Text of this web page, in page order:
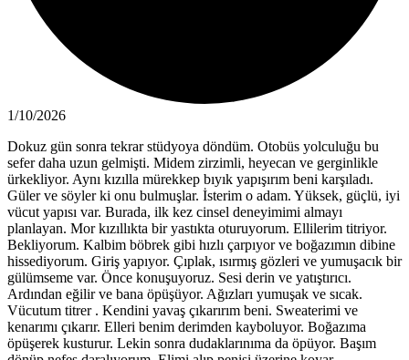
1/10/2026
Dokuz gün sonra tekrar stüdyoya döndüm. Otobüs yolculuğu bu
sefer daha uzun gelmişti. Midem zirzimli, heyecan ve gerginlikle
ürkekliyor. Aynı kızılla mürekkep bıyık yapışırım beni karşıladı.
Güler ve söyler ki onu bulmuşlar. İsterim o adam. Yüksek, güçlü, iyi
vücut yapısı var. Burada, ilk kez cinsel deneyimimi almayı
planlayan. Mor kızıllıkta bir yastıkta oturuyorum. Ellilerim titriyor.
Bekliyorum. Kalbim böbrek gibi hızlı çarpıyor ve boğazımın dibine
hissediyorum. Giriş yapıyor. Çıplak, ısırmış gözleri ve yumuşacık bir
gülümseme var. Önce konuşuyoruz. Sesi derin ve yatıştırıcı.
Ardından eğilir ve bana öpüşüyor. Ağızları yumuşak ve sıcak.
Vücutum titrer . Kendini yavaş çıkarırım beni. Sweaterimi ve
kenarımı çıkarır. Elleri benim derimden kayboluyor. Boğazıma
öpüşerek kusturur. Lekin sonra dudaklarınıma da öpüyor. Başım